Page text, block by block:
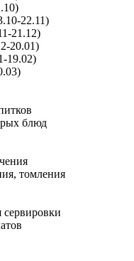
22.11)
21.12)
20.01)
19.02)
блюд
томления